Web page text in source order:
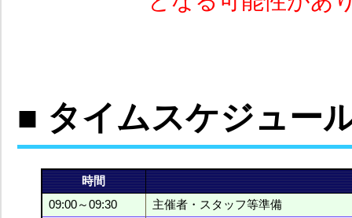
■ タイムスケジュー
時間
09:00～09:30
主催者・スタッフ等準備